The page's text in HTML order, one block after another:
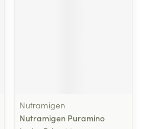
Nutramigen
Nutramigen Puramino